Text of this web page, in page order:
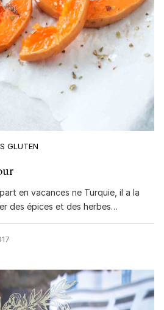
GLUTEN
en vacances ne Turquie, il a la
des épices et des herbes…